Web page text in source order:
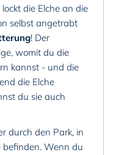
die Elche an die
selbst angetrabt
! Der
womit du die
kannst - und die
die Elche
du sie auch
durch den Park, in
befinden. Wenn du